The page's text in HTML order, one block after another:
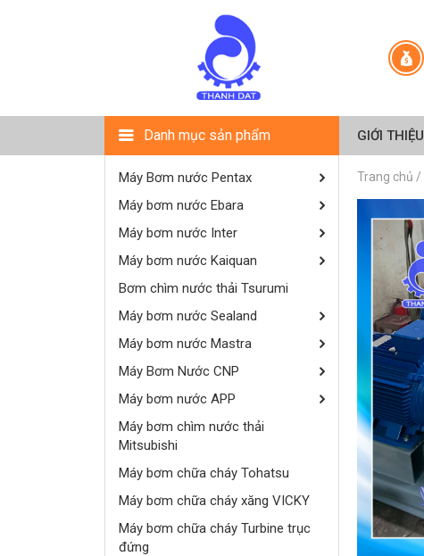
Danh mục sản phẩm GIỚI THIỆU
Máy Bơm nước Pentax
Máy bơm nước Ebara
Máy bơm nước Inter
Máy bơm nước Kaiquan
Bơm chìm nước thải Tsurumi
Máy bơm nước Sealand
Máy bơm nước Mastra
Máy Bơm Nước CNP
Máy bơm nước APP
Máy bơm chìm nước thải
Mitsubishi
Máy bơm chữa cháy Tohatsu
Máy bơm chữa cháy xăng VICKY
Máy bơm chữa cháy Turbine trục
đứng
Trang chủ /